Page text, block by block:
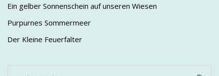
Ein gelber Sonnenschein auf unseren Wiesen
Purpurnes Sommermeer
Der Kleine Feuerfalter